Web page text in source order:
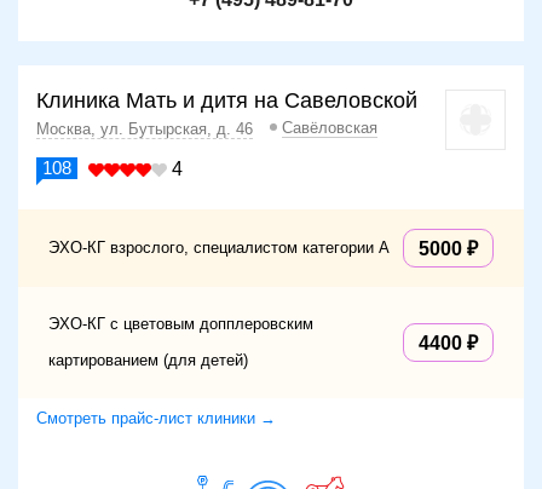
Клиника Мать и дитя на Савеловской
Москва, ул. Бутырская, д. 46 Савёловская
108 4
ЭХО-КГ взрослого, специалистом категории А 5000
ЭХО-КГ с цветовым допплеровским
картированием (для детей)
4400
Смотреть прайс-лист клиники →